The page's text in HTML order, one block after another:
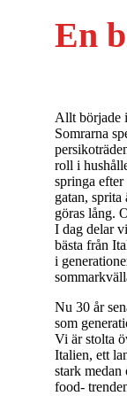
En
Allt började
Somrarna
roll i
springa
gatan,
göras lång.
I dag delar
bästa från
i
Nu 30 år
som
Vi är stolta
Italien, ett
stark medan
food-